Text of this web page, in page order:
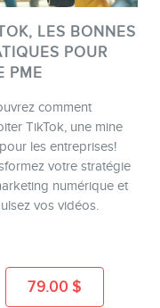
LES BONNES
POUR
PME
comment
TikTok, une mine
les entreprises!
votre stratégie
numérique et
vos vidéos.
79.00 $